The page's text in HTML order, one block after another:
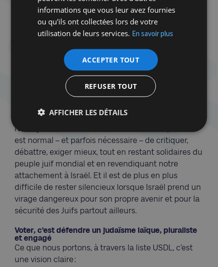
clique, mais pas non plus de mettre Israël au ban
des nations… »
C’est une fausse alternative. Voter, ce n’est pas
donner un blanc-seing au gouvernement israélien.
C’est au contraire revendiquer le droit de porter une
voix critique, progressiste, européenne, attachée à
la démocratie et à la paix.
désaccord profond avec le gouvernement
Netanyahou, c’est s’enfermer dans une impasse. Il
est normal – et parfois nécessaire – de critiquer,
débattre, exiger mieux, tout en restant solidaires du
peuple juif mondial et en revendiquant notre
attachement à Israël. Et il est de plus en plus
difficile de rester silencieux lorsque Israël prend un
virage dangereux pour son propre avenir et pour la
sécurité des Juifs partout ailleurs.
Voter, c’est défendre un judaïsme laïque, pluraliste
et engagé
Ce que nous portons, à travers la liste USDL, c’est
une vision claire :
informations que vous leur avez fournies
ou qu'ils ont collectées lors de votre
utilisation de leurs services. En savoir plus
ACCEPTER TOUT
REFUSER TOUT
AFFICHER LES DÉTAILS